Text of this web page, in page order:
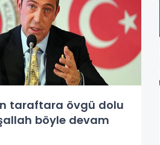
taraftara övgü dolu
böyle devam